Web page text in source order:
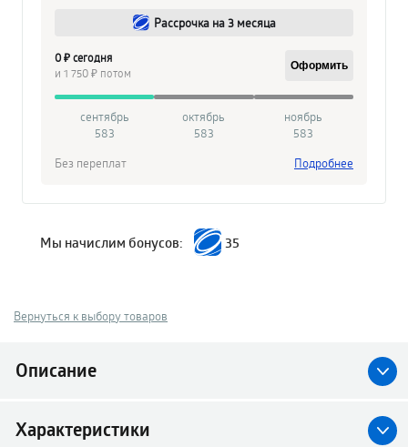
Рассрочка на 3 месяца
0 ₽ сегодня
и 1 750 ₽ потом
Оформить
сентябрь
583
октябрь
583
ноябрь
583
Без переплат
Подробнее
Мы начислим бонусов: 35
Вернуться к выбору товаров
Описание
Характеристики